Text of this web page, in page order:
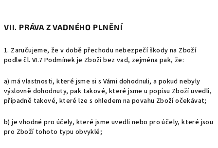
VII. PRÁVA Z VADNÉHO PLNĚNÍ
1. Zaručujeme, že v době přechodu nebezpečí škody na Zboží
podle čl.VI.7 Podmínek je Zboží bez vad, zejména pak, že:
a) má vlastnosti, které jsme si s Vámi dohodnuli, a pokud nebyly
výslovně dohodnuty, pak takové, které jsme u popisu Zboží uvedli,
případně takové, které lze s ohledem na povahu Zboží očekávat;
b) je vhodné pro účely, které jsme uvedli nebo pro účely, které jsou
pro Zboží tohoto typu obvyklé;